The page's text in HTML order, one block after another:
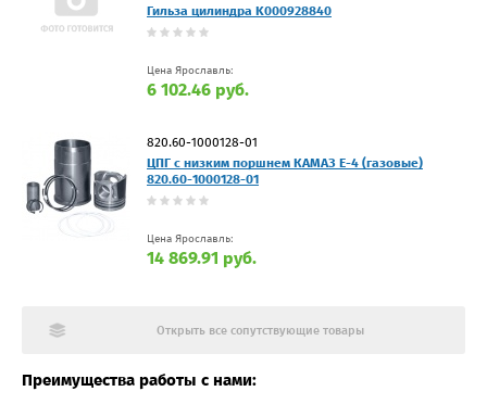
Гильза цилиндра K000928840
Цена Ярославль:
6 102.46 руб.
820.60-1000128-01
ЦПГ с низким поршнем КАМАЗ Е-4 (газовые)
820.60-1000128-01
Цена Ярославль:
14 869.91 руб.
Открыть все сопутствующие товары
Преимущества работы с нами: